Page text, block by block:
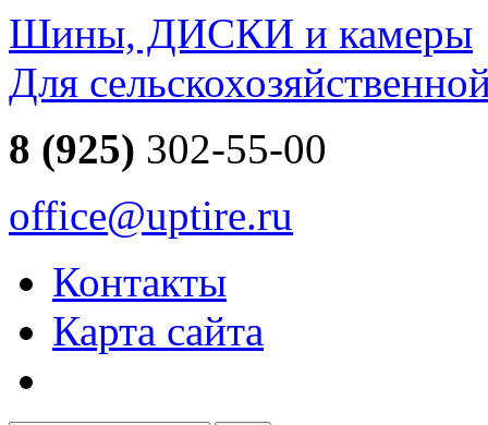
Шины, ДИСКИ и камеры
Для
8 (925) 302-55-00
office@uptire.ru
Контакты
Карта сайта